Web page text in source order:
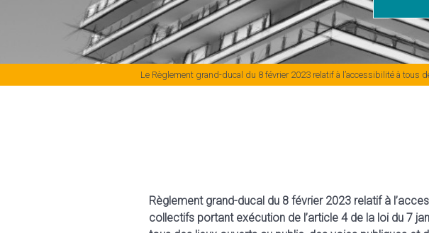
Le Règlement grand-ducal du 8 février 2023 relatif à l’accessibilité à
Règlement grand-ducal du 8 février 2023 relatif à
collectifs portant exécution de l’article 4 de la loi du 7